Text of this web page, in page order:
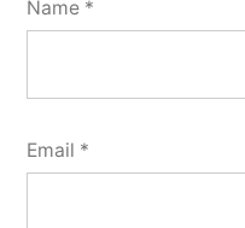
Name *
Email *